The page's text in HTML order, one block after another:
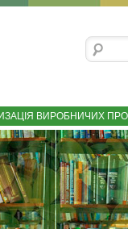
ВИРОБНИЧИХ